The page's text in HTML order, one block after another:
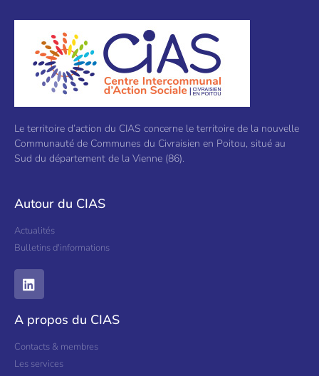
Le territoire d’action du CIAS concerne le territoire de la nouvelle
Communauté de Communes du Civraisien en Poitou, situé au
Sud du département de la Vienne (86).
Autour du CIAS
Actualités
Bulletins d'informations
A propos du CIAS
Contacts & membres
Les services